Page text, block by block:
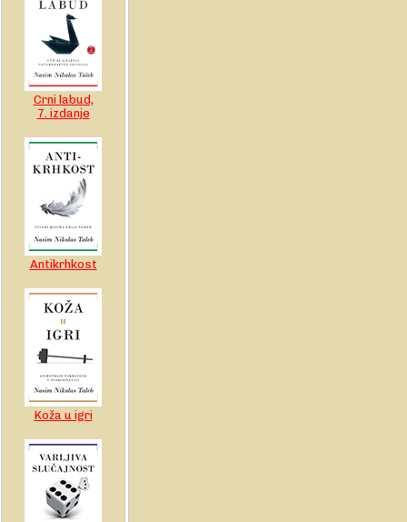
Crni labud,
7. izdanje
Antikrhkost
Koža u igri